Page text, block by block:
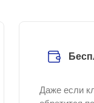
Даже если